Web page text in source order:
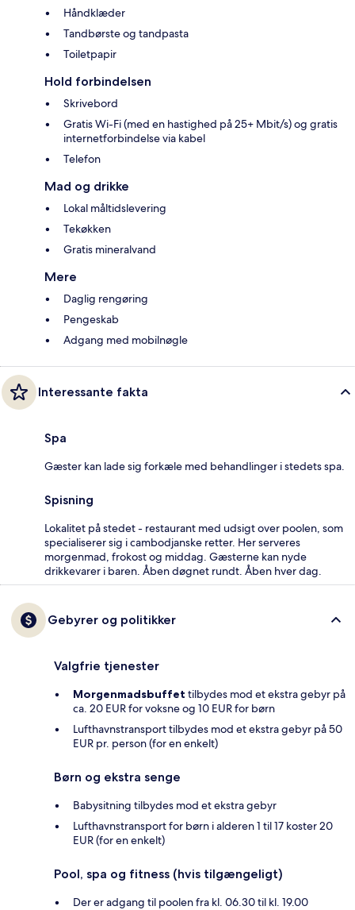
Håndklæder
Tandbørste og tandpasta
Toiletpapir
Hold forbindelsen
Skrivebord
Gratis Wi-Fi (med en hastighed på 25+ Mbit/s) og gratis
internetforbindelse via kabel
Telefon
Mad og drikke
Lokal måltidslevering
Tekøkken
Gratis mineralvand
Mere
Daglig rengøring
Pengeskab
Adgang med mobilnøgle
Interessante fakta
Spa
Gæster kan lade sig forkæle med behandlinger i stedets spa.
Spisning
Lokalitet på stedet - restaurant med udsigt over poolen, som
specialiserer sig i cambodjanske retter. Her serveres
morgenmad, frokost og middag. Gæsterne kan nyde
drikkevarer i baren. Åben døgnet rundt. Åben hver dag.
Gebyrer og politikker
Valgfrie tjenester
Morgenmadsbuffet tilbydes mod et ekstra gebyr på
ca. 20 EUR for voksne og 10 EUR for børn
Lufthavnstransport tilbydes mod et ekstra gebyr på 50
EUR pr. person (for en enkelt)
Børn og ekstra senge
Babysitning tilbydes mod et ekstra gebyr
Lufthavnstransport for børn i alderen 1 til 17 koster 20
EUR (for en enkelt)
Pool, spa og fitness (hvis tilgængeligt)
Der er adgang til poolen fra kl. 06.30 til kl. 19.00